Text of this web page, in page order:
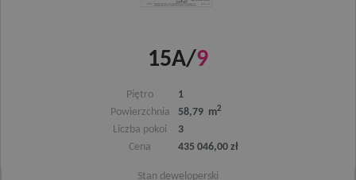
15A/9
Piętro
1
Powierzchnia
58,79 m2
Liczba pokoi
3
Cena
435 046,00 zł
Stan deweloperski